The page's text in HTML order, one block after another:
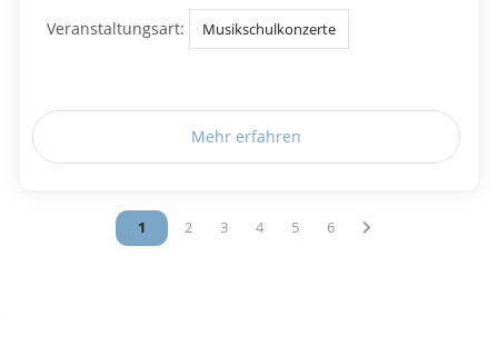
Veranstaltungsart: Musikschulkonzerte
Mehr erfahren
Vous êtes sur la page
1 Vous êtes sur la page
2 Vous êtes sur la page
3 Vous êtes sur la page
4 Vous êtes sur la page
5 Vous êtes sur la page
6